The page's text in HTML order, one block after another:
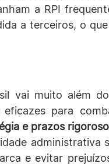
a RPI
a terceiros, o
vai muito além
para
e prazos
administrativa
e evitar